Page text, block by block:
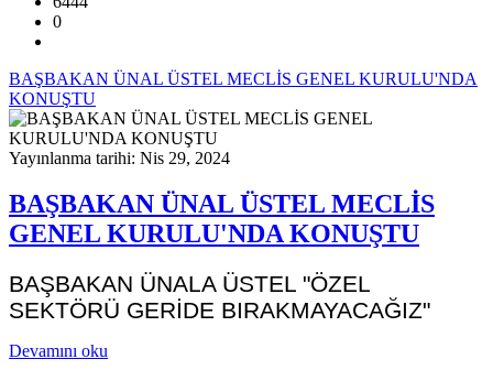
0
BAŞBAKAN ÜNAL ÜSTEL MECLİS GENEL KURULU'NDA
KONUŞTU
Yayınlanma tarihi: Nis 29, 2024
BAŞBAKAN ÜNAL ÜSTEL MECLİS
GENEL KURULU'NDA KONUŞTU
BAŞBAKAN ÜNALA ÜSTEL "ÖZEL
SEKTÖRÜ GERİDE BIRAKMAYACAĞIZ"
Devamını oku